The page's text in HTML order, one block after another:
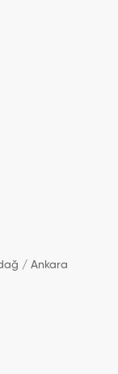
/ Ankara